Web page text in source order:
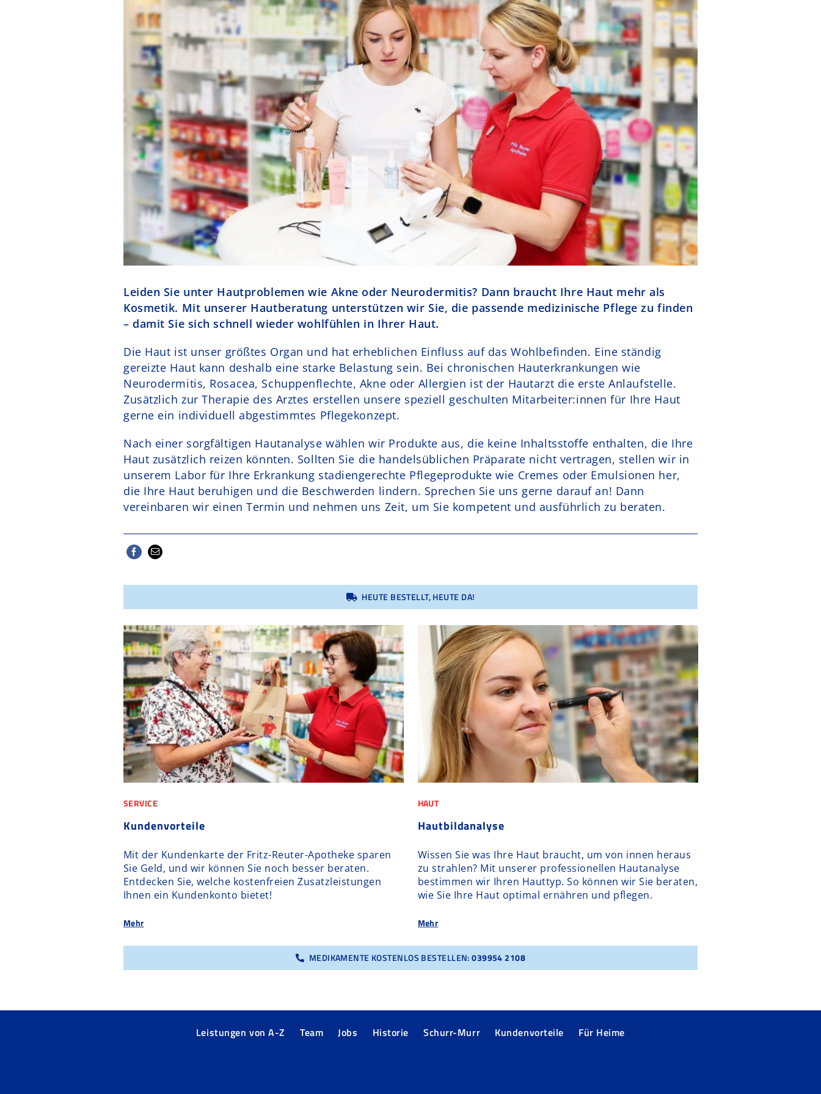
Leiden Sie unter Hautproblemen wie Akne oder Neurodermitis? Dann braucht Ihre Haut mehr als
Kosmetik. Mit unserer Hautberatung unterstützen wir Sie, die passende medizinische Pflege zu finden
– damit Sie sich schnell wieder wohlfühlen in Ihrer Haut.
Die Haut ist unser größtes Organ und hat erheblichen Einfluss auf das Wohlbefinden. Eine ständig
gereizte Haut kann deshalb eine starke Belastung sein. Bei chronischen Hauterkrankungen wie
Neurodermitis, Rosacea, Schuppenflechte, Akne oder Allergien ist der Hautarzt die erste Anlaufstelle.
Zusätzlich zur Therapie des Arztes erstellen unsere speziell geschulten Mitarbeiter:innen für Ihre Haut
gerne ein individuell abgestimmtes Pflegekonzept.
Nach einer sorgfältigen Hautanalyse wählen wir Produkte aus, die keine Inhaltsstoffe enthalten, die Ihre
Haut zusätzlich reizen könnten. Sollten Sie die handelsüblichen Präparate nicht vertragen, stellen wir in
unserem Labor für Ihre Erkrankung stadiengerechte Pflegeprodukte wie Cremes oder Emulsionen her,
die Ihre Haut beruhigen und die Beschwerden lindern. Sprechen Sie uns gerne darauf an! Dann
vereinbaren wir einen Termin und nehmen uns Zeit, um Sie kompetent und ausführlich zu beraten.
HEUTE BESTELLT, HEUTE DA!
Kundenvorteile
SERVICE
Mit der Kundenkarte der Fritz-Reuter-Apotheke sparen
Sie Geld, und wir können Sie noch besser beraten.
Entdecken Sie, welche kostenfreien Zusatzleistungen
Ihnen ein Kundenkonto bietet!
Mehr
Hautbildanalyse
HAUT
Wissen Sie was Ihre Haut braucht, um von innen heraus
zu strahlen? Mit unserer professionellen Hautanalyse
bestimmen wir Ihren Hauttyp. So können wir Sie beraten,
wie Sie Ihre Haut optimal ernähren und pflegen.
Mehr
MEDIKAMENTE KOSTENLOS BESTELLEN:039954 2108
Leistungen von A-Z Team Jobs Historie Schurr-Murr Kundenvorteile Für Heime